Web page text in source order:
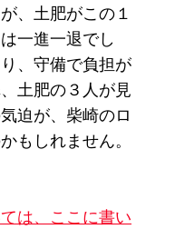
、土肥がこの１
一進一退でし
、守備で負担が
土肥の３人が見
迫が、柴崎のロ
もしれません。
は、ここに書い